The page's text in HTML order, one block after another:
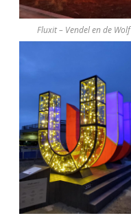
Fluxit – Vendel en de Wolf